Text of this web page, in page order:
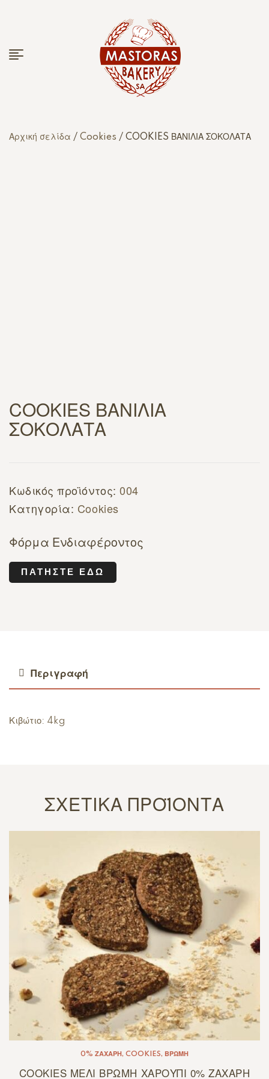
Αρχική σελίδα / Cookies / COOKIES ΒΑΝΙΛΙΑ ΣΟΚΟΛΑΤΑ
COOKIES ΒΑΝΙΛΙΑ
ΣΟΚΟΛΑΤΑ
Κωδικός προϊόντος:004
Κατηγορία: Cookies
Φόρμα Ενδιαφέροντος
ΠΑΤΉΣΤΕ ΕΔΏ
Περιγραφή
Κιβώτιο: 4kg
ΣΧΕΤΙΚΆ ΠΡΟΪΌΝΤΑ
0% ΖΆΧΑΡΗ, COOKIES, ΒΡΏΜΗ
COOKIES ΜΕΛΙ ΒΡΩΜΗ ΧΑΡΟΥΠΙ 0% ΖΑΧΑΡΗ